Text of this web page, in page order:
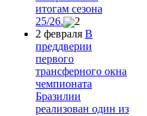
итогам сезона
25/26.
2
2 февраля В
преддверии
первого
трансферного окна
чемпионата
Бразилии
реализован один из